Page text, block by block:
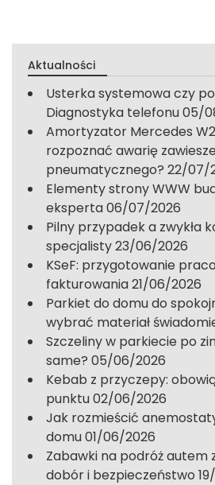
Aktualności
Usterka systemowa czy
Diagnostyka telefonu05/
Amortyzator Mercedes
rozpoznać awarię
pneumatycznego? 22/07/
Elementy strony WWW
eksperta06/07/2026
Pilny przypadek a zwykła
specjalisty23/06/2026
KSeF: przygotowanie
fakturowania21/06/2026
Parkiet do domu do
wybrać materiał
Szczeliny w parkiecie po
same? 05/06/2026
Kebab z przyczepy:
punktu02/06/2026
Jak rozmieścić
domu01/06/2026
Zabawki na podróż autem
dobór i bezpieczeństwo